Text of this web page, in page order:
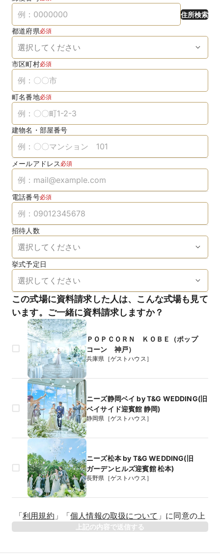
住所検索
都道府県必須
市区町村必須
町名番地必須
建物名・部屋番号
メールアドレス 必須
電話番号必須
招待人数
挙式予定日
この式場に資料請求した人は、こんな式場も見て
います。ご一緒に資料請求しますか？
ＰＯＰＣＯＲＮ ＫＯＢＥ（ポップ
コーン 神戸）
兵庫県［ゲストハウス］
ニーズ静岡ベイ by T&G WEDDING(旧
ベイサイド迎賓館 静岡)
静岡県［ゲストハウス］
ニーズ松本 by T&G WEDDING(旧
ガーデンヒルズ迎賓館 松本)
長野県［ゲストハウス］
年
「利用規約 」 「個人情報の取扱について 」 に同意の上
上記の内容で送信する